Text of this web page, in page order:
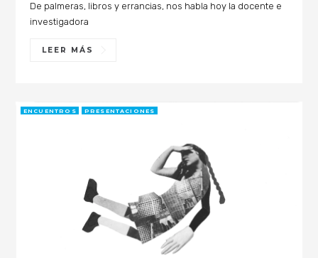
De palmeras, libros y errancias, nos habla hoy la docente e
investigadora
LEER MÁS
ENCUENTROS PRESENTACIONES